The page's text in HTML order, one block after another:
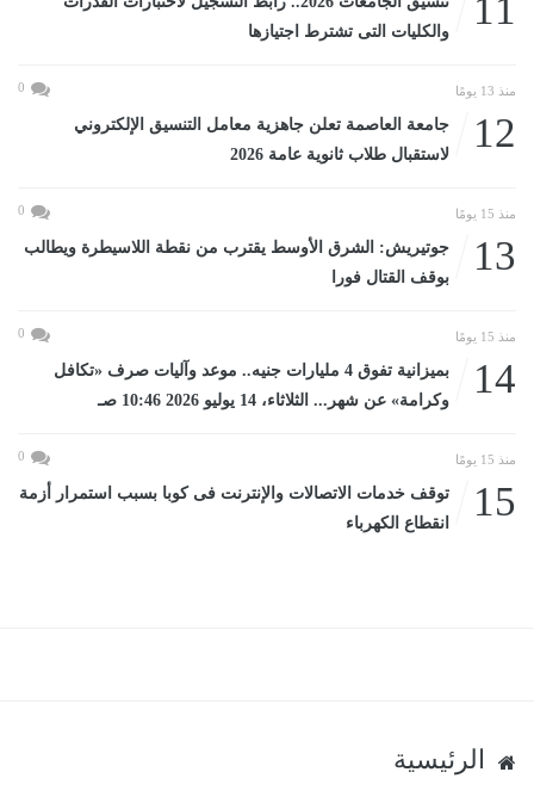
11
والكليات التى تشترط اجتيازها
منذ 13 يومًا 0
12
جامعة العاصمة تعلن جاهزية معامل التنسيق الإلكتروني
لاستقبال طلاب ثانوية عامة 2026
منذ 15 يومًا 0
13
جوتيريش: الشرق الأوسط يقترب من نقطة اللاسيطرة ويطالب
بوقف القتال فورا
منذ 15 يومًا 0
14
بميزانية تفوق 4 مليارات جنيه.. موعد وآليات صرف «تكافل
وكرامة» عن شهر... الثلاثاء، 14 يوليو 2026 10:46 صـ
منذ 15 يومًا 0
15
توقف خدمات الاتصالات والإنترنت فى كوبا بسبب استمرار أزمة
انقطاع الكهرباء
الرئيسية